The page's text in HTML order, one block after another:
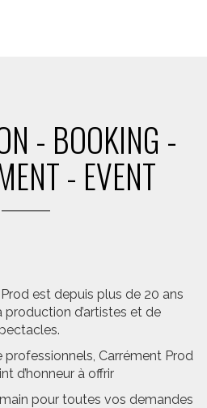
- BOOKING -
- EVENT
est depuis plus de 20 ans
production d’artistes et de
professionnels, Carrément Prod
d’honneur à offrir
pour toutes vos demandes